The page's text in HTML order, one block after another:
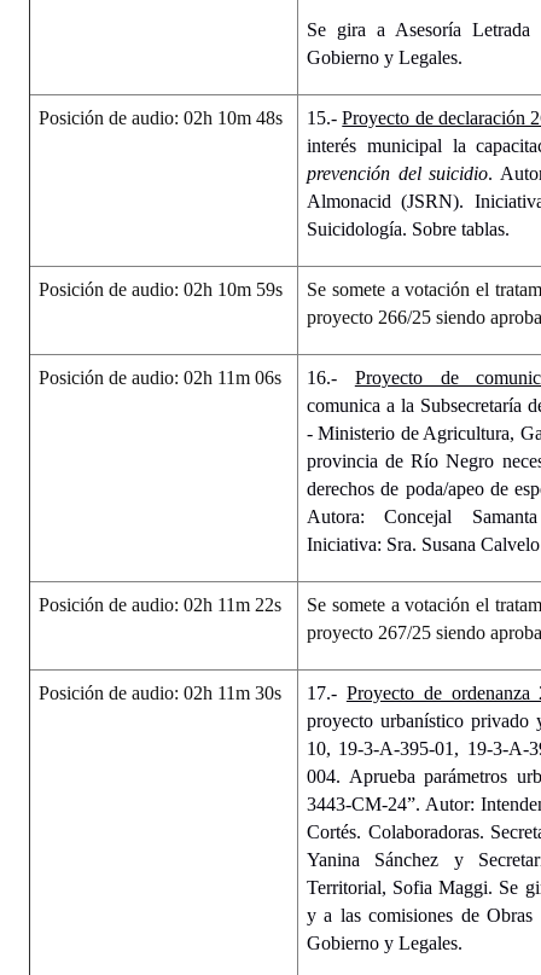
Se gira a Asesoría
Gobierno y Legales.
Posición de audio: 02h 10m 48s 15.-Proyecto de declaración
interés municipal la
prevención del suicidio.
Almonacid (JSRN).
Suicidología. Sobre tablas.
Posición de audio: 02h 10m 59s
Se somete a votación el
proyecto 266/25 siendo
Posición de audio: 02h 11m 06s 16.- Proyecto de
comunica a la Subsecretaría
- Ministerio de Agricultura,
provincia de Río Negro
derechos de poda/apeo de
Autora: Concejal
Iniciativa: Sra. Susana
Posición de audio: 02h 11m 22s
Se somete a votación el
proyecto 267/25 siendo
Posición de audio: 02h 11m 30s 17.- Proyecto de ordenanza
proyecto urbanístico
10, 19-3-A-395-01, 19-3-A-
004. Aprueba parámetros
3443-CM-24”. Autor:
Cortés. Colaboradoras.
Yanina Sánchez y
Territorial, Sofia Maggi. Se
y a las comisiones de
Gobierno y Legales.